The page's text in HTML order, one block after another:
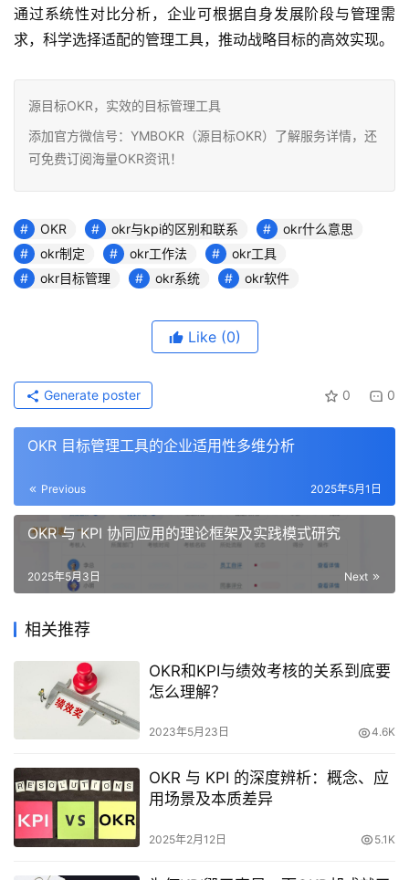
通过系统性对比分析，企业可根据自身发展阶段与管理需
求，科学选择适配的管理工具，推动战略目标的高效实现。
源目标OKR，实效的目标管理工具
添加官方微信号：YMBOKR（源目标OKR）了解服务详情，还
可免费订阅海量OKR资讯！
OKR okr与kpi的区别和联系
okr什么意思
okr制定
okr工作法
okr工具
okr目标管理
okr系统 okr软件
Like (0)
0 0
Generate poster
OKR 目标管理工具的企业适用性多维分析
Previous 2025年5月1日
OKR 与 KPI 协同应用的理论框架及实践模式研究
Next
2025年5月3日
相关推荐
OKR和KPI与绩效考核的关系到底要
怎么理解？
2023年5月23日 4.6K
OKR 与 KPI 的深度辨析：概念、应
用场景及本质差异
2025年2月12日 5.1K